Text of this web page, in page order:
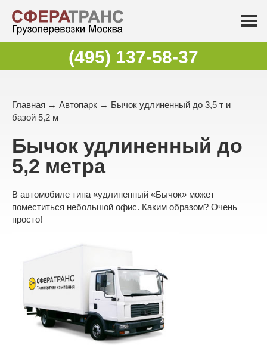
(495) 137-58-37
Главная → Автопарк → Бычок удлиненный до 3,5 т и
базой 5,2 м
Бычок удлиненный до
5,2 метра
В автомобиле типа «удлиненный «Бычок» может
поместиться небольшой офис. Каким образом? Очень
просто!